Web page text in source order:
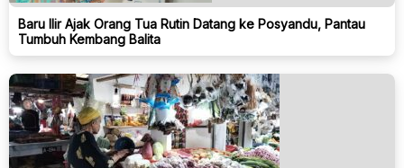
Baru Ilir Ajak Orang Tua Rutin Datang ke Posyandu, Pantau
Tumbuh Kembang Balita